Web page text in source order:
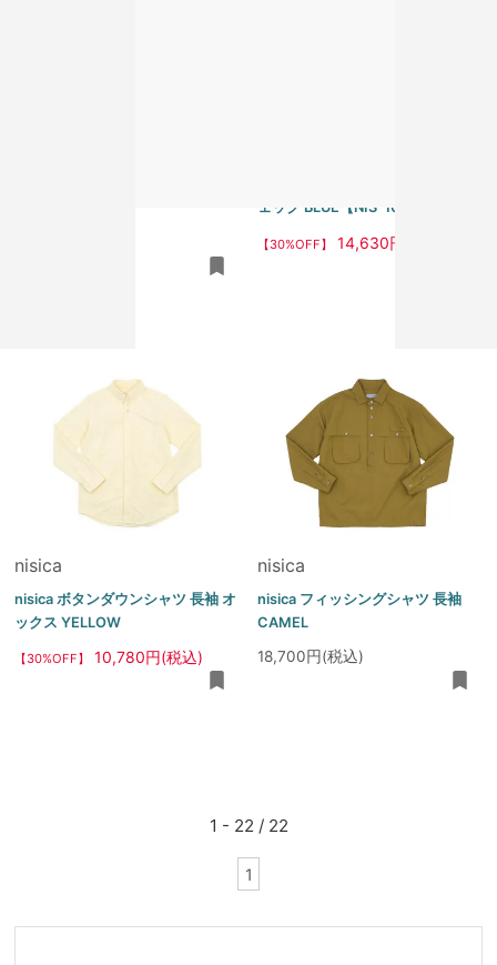
ェック BLUE【NIS-1044】
【30%OFF】 14,630円(税込)
nisica
nisica ボタンダウンシャツ 長袖 オ
ックス YELLOW
【30%OFF】 10,780円(税込)
nisica
nisica フィッシングシャツ 長袖
CAMEL
18,700円(税込)
1 - 22 / 22
1